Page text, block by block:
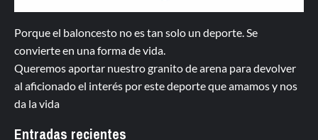
Porque el baloncesto no es tan solo un deporte. Se
convierte en una forma de vida.
Queremos aportar nuestro granito de arena para devolver
al aficionado el interés por este deporte que amamos y nos
da la vida
Entradas recientes